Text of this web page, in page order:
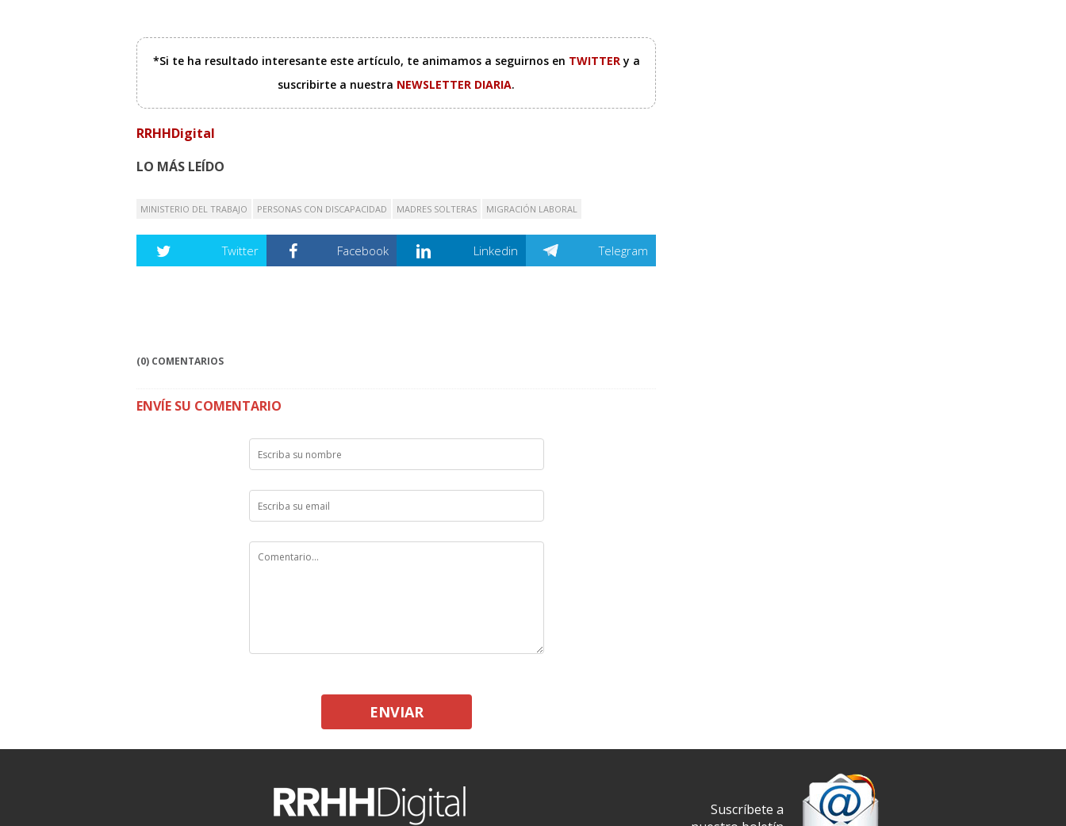
*Si te ha resultado interesante este artículo, te animamos a seguirnos en TWITTERy a
suscribirte a nuestra NEWSLETTER DIARIA.
RRHHDigital
LO MÁS LEÍDO
MINISTERIO DEL TRABAJO PERSONAS CON DISCAPACIDAD MADRES SOLTERAS MIGRACIÓN LABORAL
Twitter Facebook Linkedin Telegram
(0) COMENTARIOS
ENVÍE SU COMENTARIO
ENVIAR
Suscríbete a